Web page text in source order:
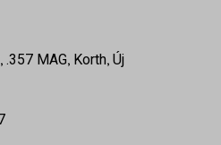
, .357 MAG, Korth, Új